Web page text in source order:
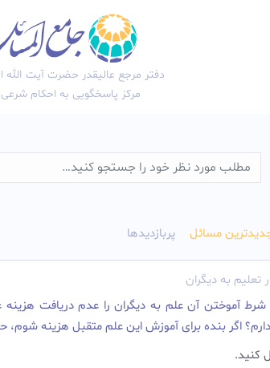
دفتر مرجع عالیقدر حضرت آیت الله
مرکز پاسخگویی به احکام
مسائل پربازدیدها
به دیگران
آموختن آن علم به دیگران را عدم دریافت هزینه
اگر بنده برای آموزش این علم متقبل هزینه شوم،
کنید.